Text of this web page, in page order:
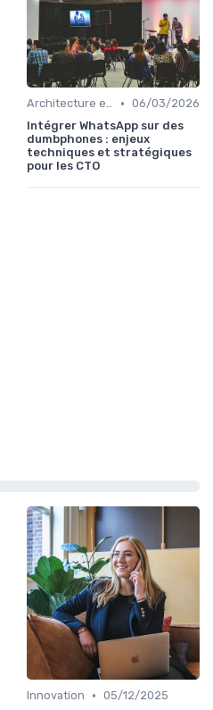
Architecture et infrastructure • 06/03/2026
Intégrer WhatsApp sur des
dumbphones : enjeux
techniques et stratégiques
pour les CTO
Innovation • 05/12/2025